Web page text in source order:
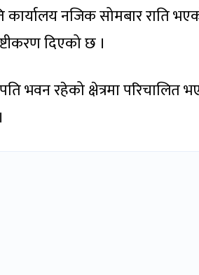
कार्यालय नजिक सोमबार राति
दिएको छ ।
भवन रहेको क्षेत्रमा